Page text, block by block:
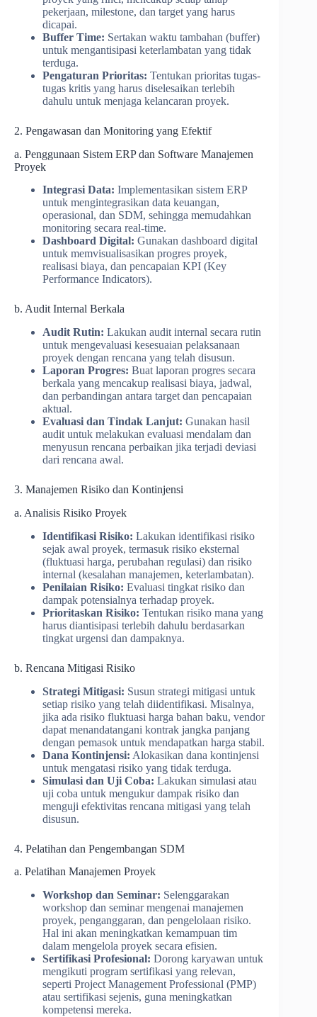
pekerjaan, milestone, dan target yang harus
dicapai.
Buffer Time: Sertakan waktu tambahan (buffer)
untuk mengantisipasi keterlambatan yang tidak
terduga.
Pengaturan Prioritas: Tentukan prioritas tugas-
tugas kritis yang harus diselesaikan terlebih
dahulu untuk menjaga kelancaran proyek.
2. Pengawasan dan Monitoring yang Efektif
a. Penggunaan Sistem ERP dan Software Manajemen
Proyek
Integrasi Data: Implementasikan sistem ERP
untuk mengintegrasikan data keuangan,
operasional, dan SDM, sehingga memudahkan
monitoring secara real-time.
Dashboard Digital: Gunakan dashboard digital
untuk memvisualisasikan progres proyek,
realisasi biaya, dan pencapaian KPI (Key
Performance Indicators).
b. Audit Internal Berkala
Audit Rutin: Lakukan audit internal secara rutin
untuk mengevaluasi kesesuaian pelaksanaan
proyek dengan rencana yang telah disusun.
Laporan Progres: Buat laporan progres secara
berkala yang mencakup realisasi biaya, jadwal,
dan perbandingan antara target dan pencapaian
aktual.
Evaluasi dan Tindak Lanjut: Gunakan hasil
audit untuk melakukan evaluasi mendalam dan
menyusun rencana perbaikan jika terjadi deviasi
dari rencana awal.
3. Manajemen Risiko dan Kontinjensi
a. Analisis Risiko Proyek
Identifikasi Risiko: Lakukan identifikasi risiko
sejak awal proyek, termasuk risiko eksternal
(fluktuasi harga, perubahan regulasi) dan risiko
internal (kesalahan manajemen, keterlambatan).
Penilaian Risiko: Evaluasi tingkat risiko dan
dampak potensialnya terhadap proyek.
Prioritaskan Risiko: Tentukan risiko mana yang
harus diantisipasi terlebih dahulu berdasarkan
tingkat urgensi dan dampaknya.
b. Rencana Mitigasi Risiko
Strategi Mitigasi: Susun strategi mitigasi untuk
setiap risiko yang telah diidentifikasi. Misalnya,
jika ada risiko fluktuasi harga bahan baku, vendor
dapat menandatangani kontrak jangka panjang
dengan pemasok untuk mendapatkan harga stabil.
Dana Kontinjensi: Alokasikan dana kontinjensi
untuk mengatasi risiko yang tidak terduga.
Simulasi dan Uji Coba: Lakukan simulasi atau
uji coba untuk mengukur dampak risiko dan
menguji efektivitas rencana mitigasi yang telah
disusun.
4. Pelatihan dan Pengembangan SDM
a. Pelatihan Manajemen Proyek
Workshop dan Seminar: Selenggarakan
workshop dan seminar mengenai manajemen
proyek, penganggaran, dan pengelolaan risiko.
Hal ini akan meningkatkan kemampuan tim
dalam mengelola proyek secara efisien.
Sertifikasi Profesional: Dorong karyawan untuk
mengikuti program sertifikasi yang relevan,
seperti Project Management Professional (PMP)
atau sertifikasi sejenis, guna meningkatkan
kompetensi mereka.